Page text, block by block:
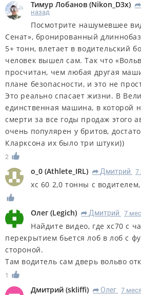
Тимур Лобанов (Nikon_D3x) R
назад
Посмотрите нашумевшее
Сенат», бронированный
5+ тонн, влетает в водительский
человек вышел сам. Так что
просчитан, чем любая другая
плане безопасности, и это не
Это реально спасает жизни. В
единственная машина, в которой
смерти за все годы продаж этого
очень популярен у бритов,
Кларксона их было три штуки))
2
o_0 (Athlete_IRL) R Дмитрий 7
хс 60 2,0 тонны с
Олег (Legich) R Дмитрий 7
Найдите видео, где хс70 с
перекрытием бьется лоб в лоб с
стороной.
Там водитель сам дверь вольво
1
Дмитрий (skliffi) R Олег 7